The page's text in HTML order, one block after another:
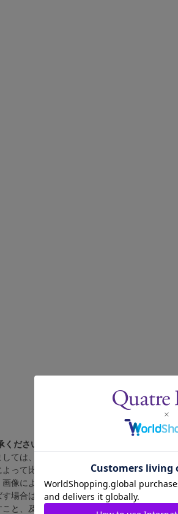
ださい。
ては、4辺に白フチが入ります。
って比率の都合上、（1）～（3）の何れか
像によって比率が異なりますが、上記のサ
場合は、白フチ無しの写真となります。
と、及び舞台写真をスチール写真のサイズ